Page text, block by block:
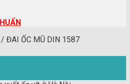
/ ĐAI ỐC MŨ DIN 1587